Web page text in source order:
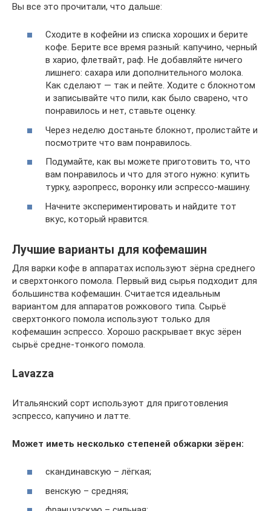
Вы все это прочитали, что дальше:
Сходите в кофейни из списка хороших и берите
кофе. Берите все время разный: капучино, черный
в харио, флетвайт, раф. Не добавляйте ничего
лишнего: сахара или дополнительного молока.
Как сделают — так и пейте. Ходите с блокнотом
и записывайте что пили, как было сварено, что
понравилось и нет, ставьте оценку.
Через неделю достаньте блокнот, пролистайте и
посмотрите что вам понравилось.
Подумайте, как вы можете приготовить то, что
вам понравилось и что для этого нужно: купить
турку, аэропресс, воронку или эспрессо-машину.
Начните экспериментировать и найдите тот
вкус, который нравится.
Лучшие варианты для кофемашин
Для варки кофе в аппаратах используют зёрна среднего
и сверхтонкого помола. Первый вид сырья подходит для
большинства кофемашин. Считается идеальным
вариантом для аппаратов рожкового типа. Сырьё
сверхтонкого помола используют только для
кофемашин эспрессо. Хорошо раскрывает вкус зёрен
сырьё средне-тонкого помола.
Lavazza
Итальянский сорт используют для приготовления
эспрессо, капучино и латте.
Может иметь несколько степеней обжарки зёрен:
скандинавскую – лёгкая;
венскую – средняя;